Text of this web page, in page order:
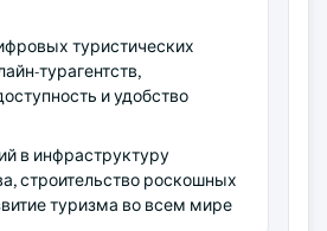
туристических
турагентств,
и удобство
в инфраструктуру
строительство роскошных
туризма во всем мире